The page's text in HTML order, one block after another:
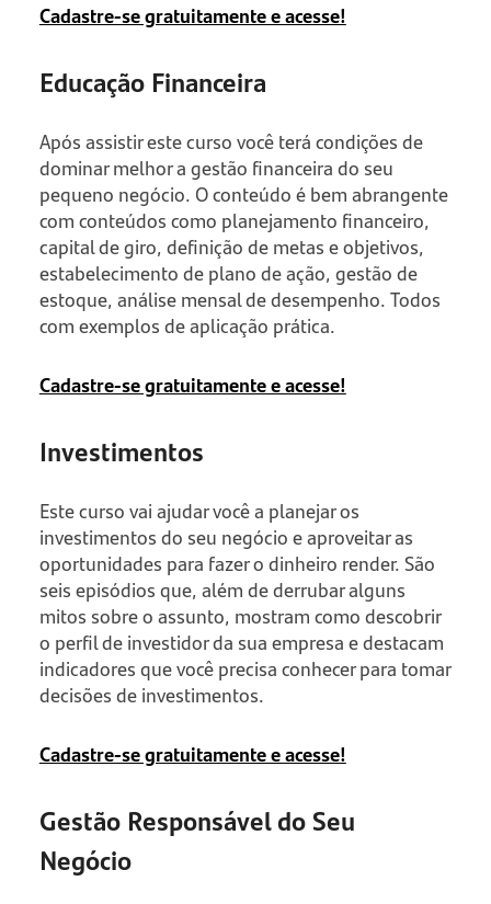
Cadastre-se gratuitamente e acesse!
Educação Financeira
Após assistir este curso você terá condições de
dominar melhor a gestão financeira do seu
pequeno negócio. O conteúdo é bem abrangente
com conteúdos como planejamento financeiro,
capital de giro, definição de metas e objetivos,
estabelecimento de plano de ação, gestão de
estoque, análise mensal de desempenho. Todos
com exemplos de aplicação prática.
Cadastre-se gratuitamente e acesse!
Investimentos
Este curso vai ajudar você a planejar os
investimentos do seu negócio e aproveitar as
oportunidades para fazer o dinheiro render. São
seis episódios que, além de derrubar alguns
mitos sobre o assunto, mostram como descobrir
o perfil de investidor da sua empresa e destacam
indicadores que você precisa conhecer para tomar
decisões de investimentos.
Cadastre-se gratuitamente e acesse!
Gestão Responsável do Seu
Negócio